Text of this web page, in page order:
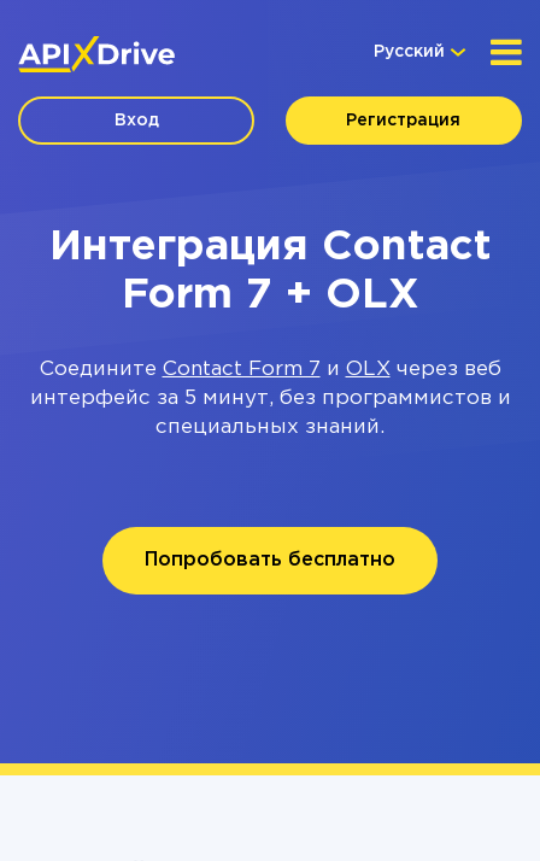
Русский
Вход Регистрация
Интеграция Contact
Form 7 + OLX
Соедините Contact Form 7 и OLXчерез веб
интерфейс за 5 минут, без программистов и
специальных знаний.
Попробовать бесплатно